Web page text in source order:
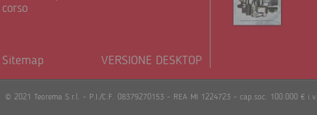
corso
Sitemap VERSIONE DESKTOP
© 2021 Teorema S.r.l. - P.I./C.F. 08379270153 - REA MI 1224723 - cap.soc. 100.000 €